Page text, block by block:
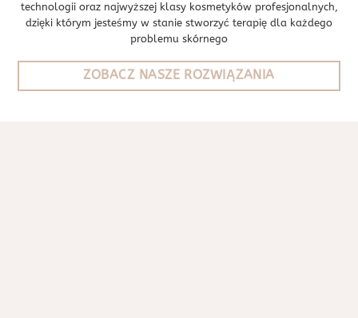
technologii oraz najwyższej klasy kosmetyków profesjonalnych,
dzięki którym jesteśmy w stanie stworzyć terapię dla każdego
problemu skórnego
ZOBACZ NASZE ROZWIĄZANIA